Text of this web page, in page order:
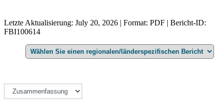
Letzte Aktualisierung: July 20, 2026 | Format: PDF | Bericht-ID:
FBI100614